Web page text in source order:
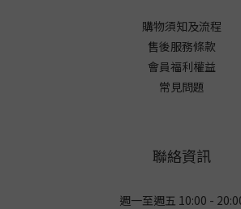
購物須知及流程
售後服務條款
會員福利權益
常見問題
聯絡資訊
週一至週五 10:00 -